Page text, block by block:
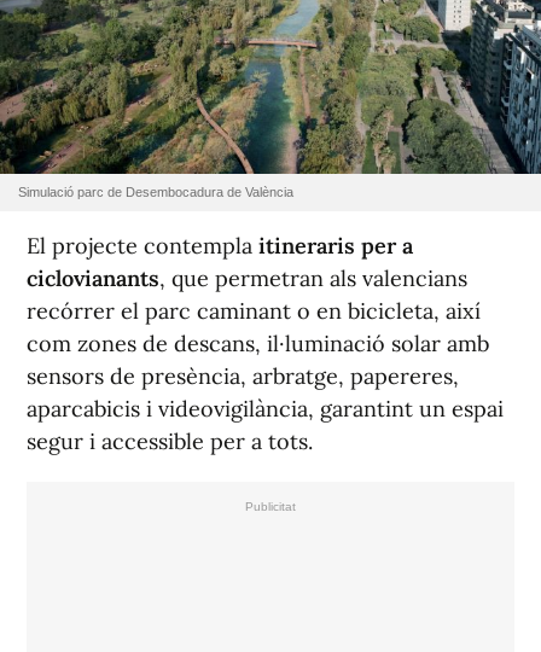
Simulació parc de Desembocadura de València
El projecte contempla itineraris per a
ciclovianants, que permetran als valencians
recórrer el parc caminant o en bicicleta, així
com zones de descans, il·luminació solar amb
sensors de presència, arbratge, papereres,
aparcabicis i videovigilància, garantint un espai
segur i accessible per a tots.